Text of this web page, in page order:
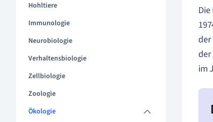
Hohltiere
Immunologie
Neurobiologie
Verhaltensbiologie
Zellbiologie
Zoologie
Ökologie
der
der
im